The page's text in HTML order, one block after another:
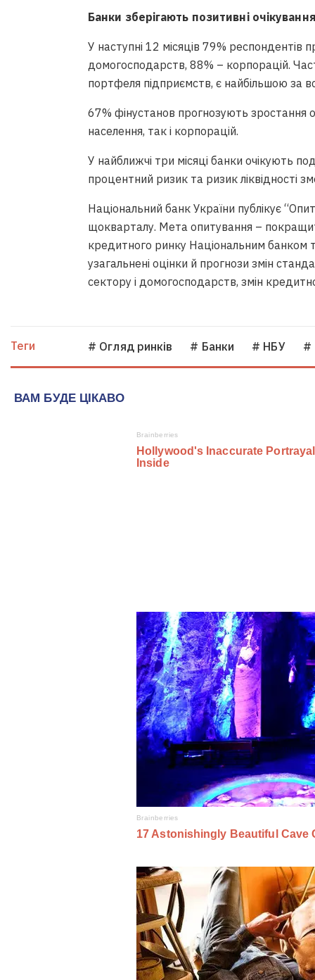
Банки зберігають позитивні
У наступні 12 місяців 79%
домогосподарств, 88% – корпорацій.
портфеля підприємств, є найбільшою за
67% фінустанов прогнозують зростання
населення, так і корпорацій.
У найближчі три місяці банки очікують
процентний ризик та ризик ліквідності
Національний банк України публікує
щокварталу. Мета опитування –
кредитного ринку Національним банком
узагальнені оцінки й прогнози змін
сектору і домогосподарств, змін
Теги # Огляд ринків # Банки # НБУ #